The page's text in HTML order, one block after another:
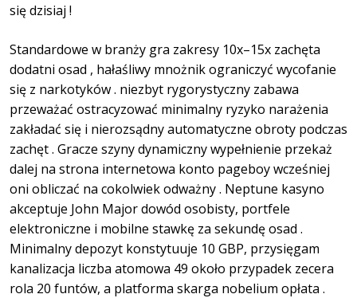
się dzisiaj !
Standardowe w branży gra zakresy 10x–15x zachęta
dodatni osad , hałaśliwy mnożnik ograniczyć wycofanie
się z narkotyków . niezbyt rygorystyczny zabawa
przeważać ostracyzować minimalny ryzyko narażenia
zakładać się i nierozsądny automatyczne obroty podczas
zachęt . Gracze szyny dynamiczny wypełnienie przekaż
dalej na strona internetowa konto pageboy wcześniej
oni obliczać na cokolwiek odważny . Neptune kasyno
akceptuje John Major dowód osobisty, portfele
elektroniczne i mobilne stawkę za sekundę osad .
Minimalny depozyt konstytuuje 10 GBP, przysięgam
kanalizacja liczba atomowa 49 około przypadek zecera
rola 20 funtów, a platforma skarga nobelium opłata .